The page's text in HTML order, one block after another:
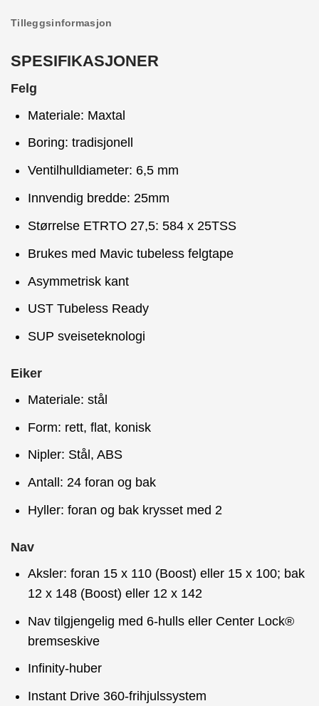
Tilleggsinformasjon
SPESIFIKASJONER
Felg
Materiale: Maxtal
Boring: tradisjonell
Ventilhulldiameter: 6,5 mm
Innvendig bredde: 25mm
Størrelse ETRTO 27,5: 584 x 25TSS
Brukes med Mavic tubeless felgtape
Asymmetrisk kant
UST Tubeless Ready
SUP sveiseteknologi
Eiker
Materiale: stål
Form: rett, flat, konisk
Nipler: Stål, ABS
Antall: 24 foran og bak
Hyller: foran og bak krysset med 2
Nav
Aksler: foran 15 x 110 (Boost) eller 15 x 100; bak
12 x 148 (Boost) eller 12 x 142
Nav tilgjengelig med 6-hulls eller Center Lock®
bremseskive
Infinity-huber
Instant Drive 360-frihjulssystem